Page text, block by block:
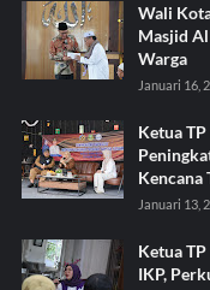
Wali
Masjid
Warga
Januari 16,
Ketua
Kencana
Januari 13,
Ketua
IKP,